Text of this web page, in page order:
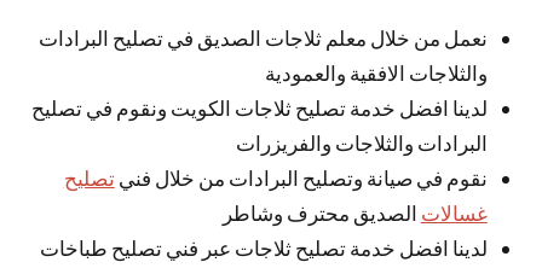
نعمل من خلال معلم ثلاجات الصديق في تصليح البرادات
والثلاجات الافقية والعمودية
لدينا افضل خدمة تصليح ثلاجات الكويت ونقوم في تصليح
البرادات والثلاجات والفريزرات
نقوم في صيانة وتصليح البرادات من خلال فنيتصليح
غسالات الصديق محترف وشاطر
لدينا افضل خدمة تصليح ثلاجات عبر فني تصليح طباخات